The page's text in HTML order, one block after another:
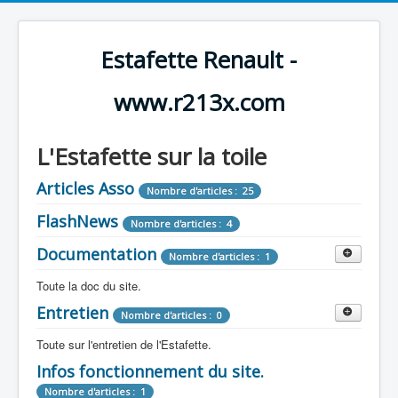
Estafette Renault -
www.r213x.com
L'Estafette sur la toile
Articles Asso Nombre d'articles : 25
FlashNews Nombre d'articles : 4
Documentation Nombre d'articles : 1
Toute la doc du site.
Revue de Presse Nombre d'articles : 9
Tous les articles que l'on a vu sur l'estafette !
Camping Car Nombre d'articles : 3
Entretien Nombre d'articles : 0
Toute sur l'entretien de l'Estafette.
Mécanique Nombre d'articles : 0
Infos fonctionnement du site.
Nombre d'articles : 1